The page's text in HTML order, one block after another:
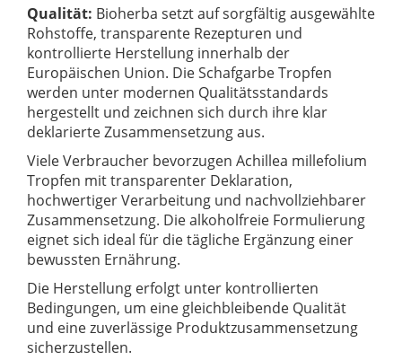
Qualität: Bioherba setzt auf sorgfältig ausgewählte
Rohstoffe, transparente Rezepturen und
kontrollierte Herstellung innerhalb der
Europäischen Union. Die Schafgarbe Tropfen
werden unter modernen Qualitätsstandards
hergestellt und zeichnen sich durch ihre klar
deklarierte Zusammensetzung aus.
Viele Verbraucher bevorzugen Achillea millefolium
Tropfen mit transparenter Deklaration,
hochwertiger Verarbeitung und nachvollziehbarer
Zusammensetzung. Die alkoholfreie Formulierung
eignet sich ideal für die tägliche Ergänzung einer
bewussten Ernährung.
Die Herstellung erfolgt unter kontrollierten
Bedingungen, um eine gleichbleibende Qualität
und eine zuverlässige Produktzusammensetzung
sicherzustellen.